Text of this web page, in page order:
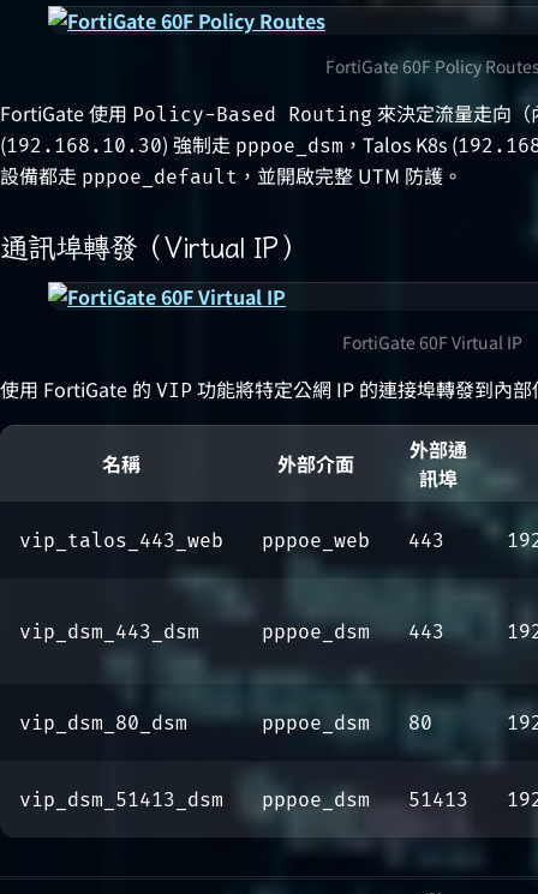
FortiGate 60F Policy
FortiGate 使用 Policy-Based Routing 來決定流量走向
(192.168.10.30) 強制走 pppoe_dsm ，Talos K8s (
設備都走 pppoe_default ，並開啟完整 UTM 防護。
通訊埠轉發（Virtual IP）
FortiGate 60F Virtual IP
使用 FortiGate 的 VIP 功能將特定公網 IP 的連接埠轉發到內
名稱 外部介面
外部通
訊埠
vip_talos_443_web pppoe_web 443
vip_dsm_443_dsm pppoe_dsm 443
vip_dsm_80_dsm pppoe_dsm 80
vip_dsm_51413_dsm pppoe_dsm 51413